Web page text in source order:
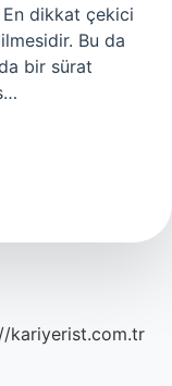
dikkat çekici
Bu da
bir sürat
kariyerist.com.tr